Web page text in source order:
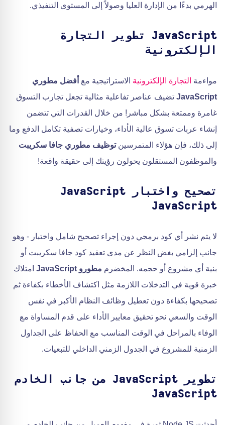
الهرمي بدءًا من الإدارة العليا وصولاً إلى المستوى التنفيذي.
JavaScript تطوير التجارة
الإلكترونية
مواءمة التجارة الإلكترونية الاستراتيجية مع أفضل مطوري
JavaScript تضيف عناصر تفاعلية مثالية تجعل تجارب التسوق
غامرة وممتعة بشكل مباشر! من خلال القدرات التي تتضمن
إنشاء عربات تسوق عالية الأداء، وخيارات تصفية تكامل الدفع وما
إلى ذلك، فإن هؤلاء المتمرسينتوظيف مطوري جافا سكريبت
والموظفون المستقلون يحولون رؤيتك إلى حقيقة واقعة!
تصحيح واختبار JavaScript
JavaScript
لا يتم نشر أي كود برمجي دون إجراء تصحيح شامل واختبار - وهو
جانب إلزامي بغض النظر عن مدى تعقيد كود جافا سكريبت أو
بنية أي مشروع أو حجمه. المخضرم مطورو JavaScript
امتلاك
خبرة قوية في التدخلات اللازمة مثل اكتشاف الأخطاء بكفاءة ثم
تصحيحها بكفاءة دون تعطيل وظائف النظام الأكبر في نفس
الوقت والسعي نحو تحقيق معايير الأداء على قدم المساواة مع
الوفاء بالمراحل في الوقت المناسب مع الحفاظ على الجداول
الزمنية للمشروع في الجدول الزمني الداخلي للتبعيات.
تطوير JavaScript من جانب الخادم
JavaScript